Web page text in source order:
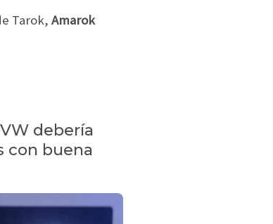
Tarok, Amarok
debería
con buena